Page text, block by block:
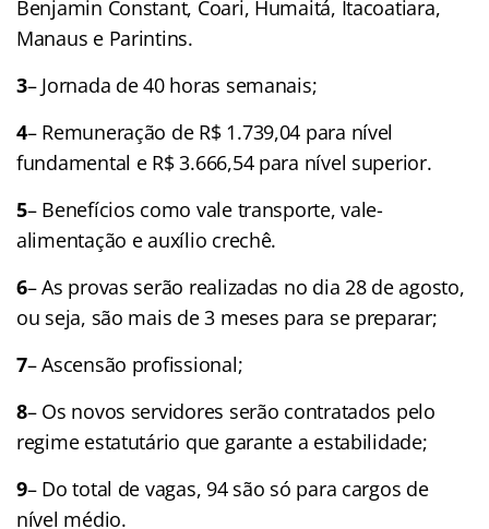
Benjamin Constant, Coari, Humaitá, Itacoatiara,
Manaus e Parintins.
3– Jornada de 40 horas semanais;
4– Remuneração de R$ 1.739,04 para nível
fundamental e R$ 3.666,54 para nível superior.
5– Benefícios como vale transporte, vale-
alimentação e auxílio crechê.
6– As provas serão realizadas no dia 28 de agosto,
ou seja, são mais de 3 meses para se preparar;
7– Ascensão profissional;
8– Os novos servidores serão contratados pelo
regime estatutário que garante a estabilidade;
9– Do total de vagas, 94 são só para cargos de
nível médio.